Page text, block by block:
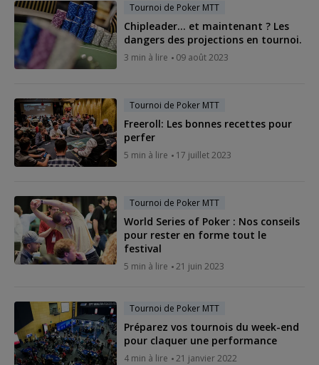
Tournoi de Poker MTT
Chipleader... et maintenant ? Les
dangers des projections en tournoi.
3 min à lire 09 août 2023
Tournoi de Poker MTT
Freeroll: Les bonnes recettes pour
perfer
5 min à lire 17 juillet 2023
Tournoi de Poker MTT
World Series of Poker : Nos conseils
pour rester en forme tout le
festival
5 min à lire 21 juin 2023
Tournoi de Poker MTT
Préparez vos tournois du week-end
pour claquer une performance
4 min à lire 21 janvier 2022